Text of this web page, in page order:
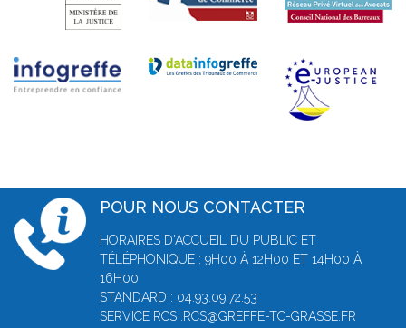
POUR NOUS CONTACTER
HORAIRES D'ACCUEIL DU PUBLIC ET
TÉLÉPHONIQUE : 9H00 À 12H00 ET 14H00 À
16H00
STANDARD : 04.93.09.72.53
SERVICE RCS :RCS@GREFFE-TC-GRASSE.FR